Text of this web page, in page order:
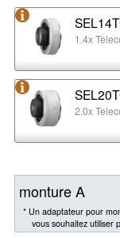
1.4x
2.0x
monture A
* Un adaptateur pour
vous souhaitez utiliser